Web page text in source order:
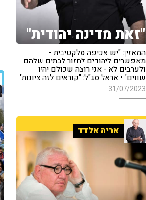
"זאת מדינה יהודית"
המאזין: "יש אכיפה סלקטיבית -
מאפשרים ליהודים לחזור לבתים שלהם
ולערבים לא - אני רוצה שכולם יהיו
שווים" • אראל סג"ל: "קוראים לזה ציונות"
31/07/2023
אריה אלדד